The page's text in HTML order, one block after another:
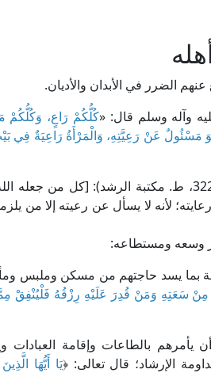
الضرر في الأبدان والأديان.
وآله وسلم قال: «كُلُّكُمْ رَاعٍ، وَكُلُّكُمْ
مَسْئُولٌ عَنْ رَعِيَّتِهِ، وَالْمَرْأَةُ رَاعِيَةٌ فِي
قال العلامة ابن بطال في "شرح صحيح البخاري" (7/ 322، ط. مكتبة
لأنه لا يسأل عن رعيته إلا من
وسعه ومستطاعه:
بما يسد حاجتهم من مسكن وملبس
سَعَتِهِ وَمَنْ قُدِرَ عَلَيْهِ رِزْقُهُ فَلْيُنْفِقْ مِمَّا
يأمرهم بالطاعات وإقامة العبادات
الإرشاد؛ قال تعالى: ﴿يَا أَيُّهَا